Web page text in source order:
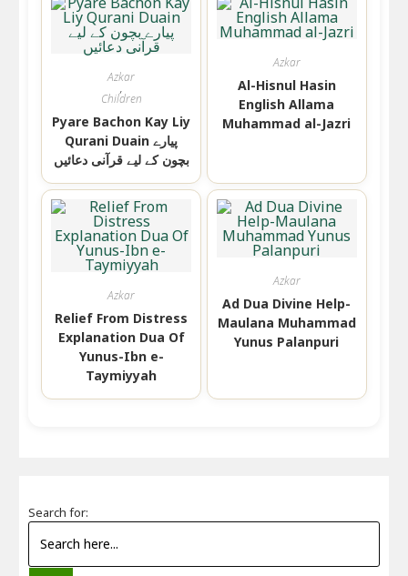
Azkar
,
Children
Pyare Bachon Kay Liy
Qurani Duain پیارے
بچون کے لیے قرآنی دعائیں
Azkar
Al-Hisnul Hasin
English Allama
Muhammad al-Jazri
Azkar
Relief From Distress
Explanation Dua Of
Yunus-Ibn e-
Taymiyyah
Azkar
Ad Dua Divine Help-
Maulana Muhammad
Yunus Palanpuri
Search for: